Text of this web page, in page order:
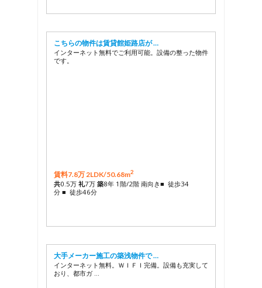
こちらの物件は賃貸館姫路店が …
インターネット無料でご利用可能。設備の整った物件
です。
賃料7.8万 2LDK/50.68m2
共0.5万 礼7万 築8年 1階/2階 南向き■ 徒歩34
分 ■ 徒歩46分
大手メーカー施工の築浅物件で …
インターネット無料。ＷＩＦＩ完備。設備も充実して
おり、都市ガ …